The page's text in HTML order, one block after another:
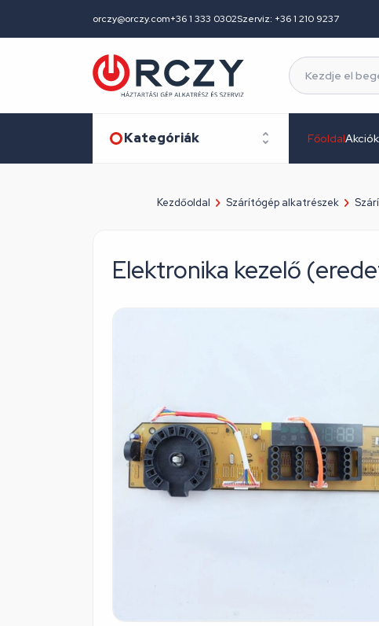
orczy@orczy.com+36 1 333 0302Szerviz: +36 1 210 9237
Kategóriák FőoldalAkciók
Kezdőoldal Szárítógép alkatrészek
Elektronika kezelő